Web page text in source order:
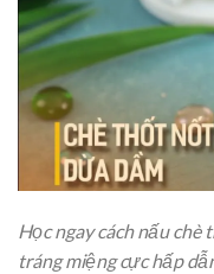
Học ngay cách nấu chè
tráng miệng cực hấp